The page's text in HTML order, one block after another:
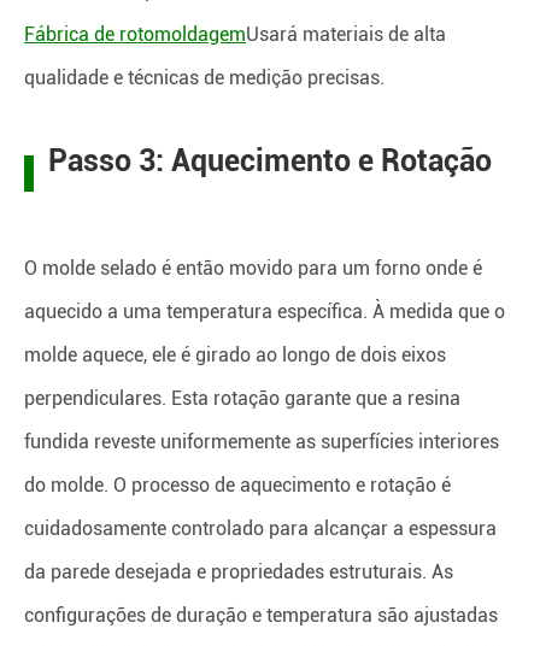
Fábrica de rotomoldagemUsará materiais de alta
qualidade e técnicas de medição precisas.
Passo 3: Aquecimento e Rotação
O molde selado é então movido para um forno onde é
aquecido a uma temperatura específica. À medida que o
molde aquece, ele é girado ao longo de dois eixos
perpendiculares. Esta rotação garante que a resina
fundida reveste uniformemente as superfícies interiores
do molde. O processo de aquecimento e rotação é
cuidadosamente controlado para alcançar a espessura
da parede desejada e propriedades estruturais. As
configurações de duração e temperatura são ajustadas